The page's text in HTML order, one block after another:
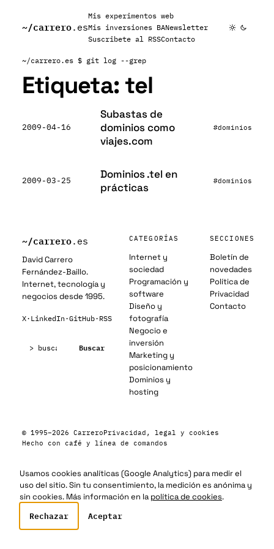
~/carrero.es
Mis experimentos web
Mis inversiones BANewsletter
Suscribete al RSSContacto
~/carrero.es $ git log --grep
Etiqueta: tel
2009-04-16
Subastas de
dominios como
viajes.com
#dominios
2009-03-25
Dominios .tel en
prácticas
#dominios
~/carrero.es
David Carrero
Fernández-Baillo.
Internet, tecnología y
negocios desde 1995.
X· LinkedIn·GitHub· RSS
Buscar
CATEGORÍAS
Internet y
sociedad
Programación y
software
Diseño y
fotografía
Negocio e
inversión
Marketing y
posicionamiento
Dominios y
hosting
SECCIONES
Boletín de
novedades
Política de
Privacidad
Contacto
© 1995–2026 CarreroPrivacidad, legal y cookies
Hecho con café y línea de comandos
Usamos cookies analíticas (Google Analytics) para medir el
uso del sitio. Sin tu consentimiento, la medición es anónima y
sin cookies. Más información en lapolítica de cookies.
Rechazar Aceptar